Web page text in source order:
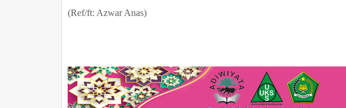
(Ref/ft: Azwar Anas)